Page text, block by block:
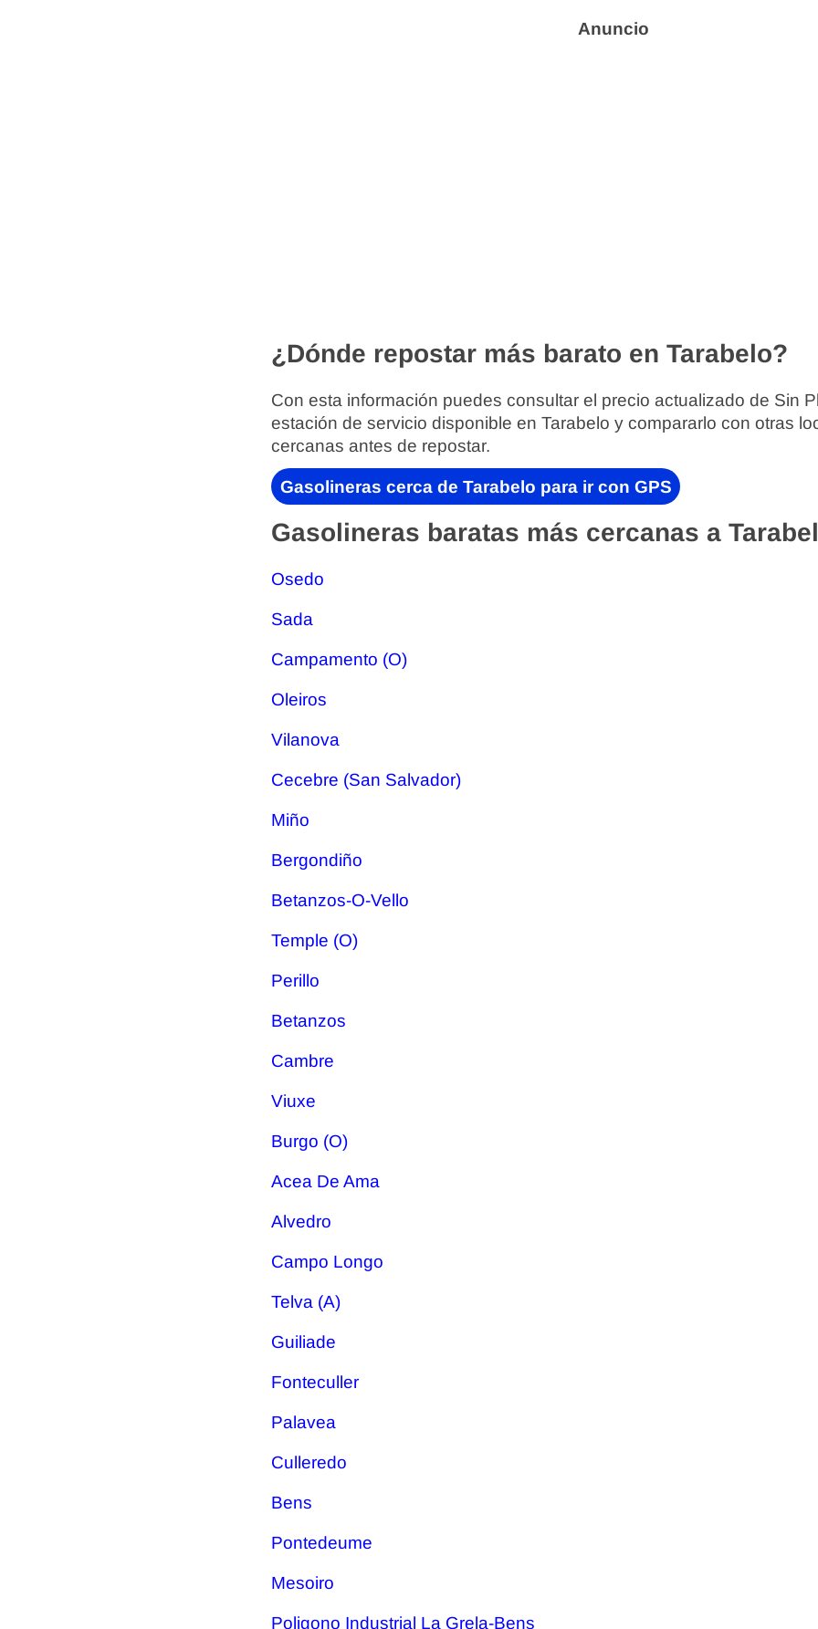
¿Dónde repostar más barato en Tarabelo?
Con esta información puedes consultar el precio actualizado de Sin
estación de servicio disponible en Tarabelo y compararlo con otras
cercanas antes de repostar.
Gasolineras cerca de Tarabelo para ir con GPS
Gasolineras baratas más cercanas a
Osedo
Sada
Campamento (O)
Oleiros
Vilanova
Cecebre (San Salvador)
Miño
Bergondiño
Betanzos-O-Vello
Temple (O)
Perillo
Betanzos
Cambre
Viuxe
Burgo (O)
Acea De Ama
Alvedro
Campo Longo
Telva (A)
Guiliade
Fonteculler
Palavea
Culleredo
Bens
Pontedeume
Mesoiro
Poligono Industrial La Grela-Bens